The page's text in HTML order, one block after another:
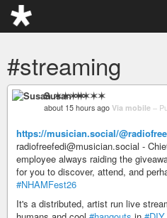
#streaming
Susan ✶✶✶✶
about 15 hours ago Via mobile –
https://musician.social/
radiofreefedi@musician.social -
employee always raiding the
for you to discover, attend, and
#NHAMFest26
It's a distributed, artist run live